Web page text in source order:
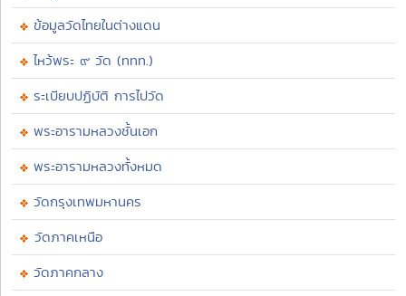
ข้อมูลวัดไทยในต่างแดน
ไหว้พระ ๙ วัด (ททท.)
ระเบียบปฏิบัติ การไปวัด
พระอารามหลวงชั้นเอก
พระอารามหลวงทั้งหมด
วัดกรุงเทพมหานคร
วัดภาคเหนือ
วัดภาคกลาง